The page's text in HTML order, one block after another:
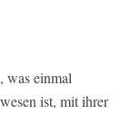
was einmal
ist, mit ihrer